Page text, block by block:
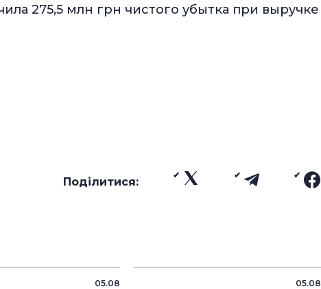
275,5 млн грн чистого убытка при выручке
Поділитися:
05.08 05.08